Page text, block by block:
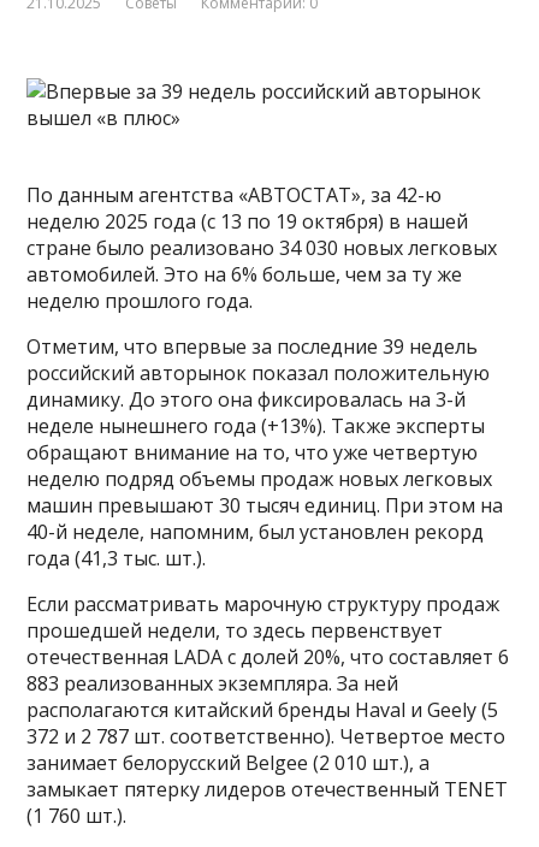
По данным агентства «АВТОСТАТ», за 42-ю
неделю 2025 года (с 13 по 19 октября) в нашей
стране было реализовано 34 030 новых легковых
автомобилей. Это на 6% больше, чем за ту же
неделю прошлого года.
Отметим, что впервые за последние 39 недель
российский авторынок показал положительную
динамику. До этого она фиксировалась на 3-й
неделе нынешнего года (+13%). Также эксперты
обращают внимание на то, что уже четвертую
неделю подряд объемы продаж новых легковых
машин превышают 30 тысяч единиц. При этом на
40-й неделе, напомним, был установлен рекорд
года (41,3 тыс. шт.).
Если рассматривать марочную структуру продаж
прошедшей недели, то здесь первенствует
отечественная LADA c долей 20%, что составляет 6
883 реализованных экземпляра. За ней
располагаются китайский бренды Haval и Geely (5
372 и 2 787 шт. соответственно). Четвертое место
занимает белорусский Belgee (2 010 шт.), а
замыкает пятерку лидеров отечественный TENET
(1 760 шт.).